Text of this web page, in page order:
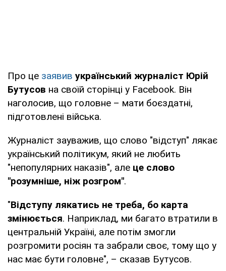
Про це заявив український журналіст Юрій
Бутусов на своїй сторінці у Facebook. Він
наголосив, що головне – мати боєздатні,
підготовлені війська.
Журналіст зауважив, що слово "відступ" лякає
український політикум, який не любить
"непопулярних наказів", але це слово
"розумніше, ніж розгром".
"Відступу лякатись не треба, бо карта
змінюється. Наприклад, ми багато втратили в
центральній Україні, але потім змогли
розгромити росіян та забрали своє, тому що у
нас має бути головне", – сказав Бутусов.